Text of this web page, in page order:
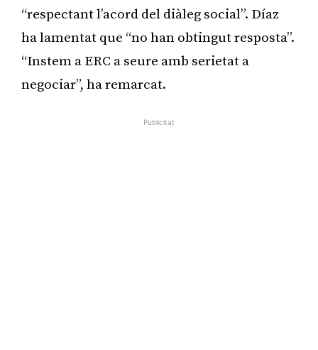
“respectant l’acord del diàleg social”. Díaz
ha lamentat que “no han obtingut resposta”.
“Instem a ERC a seure amb serietat a
negociar”, ha remarcat.
Publicitat